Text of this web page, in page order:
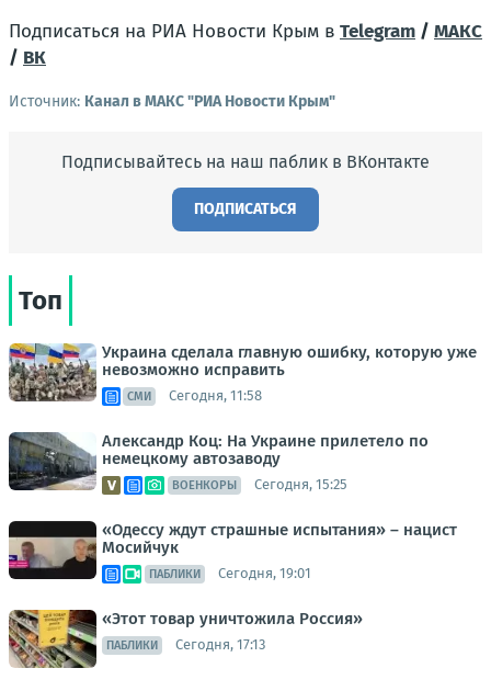
Подписаться на РИА Новости Крым в Telegram / МАКС
/ ВК
Источник: Канал в МАКС "РИА Новости Крым"
Подписывайтесь на наш паблик в ВКонтакте
ПОДПИСАТЬСЯ
Топ
Украина сделала главную ошибку, которую уже
невозможно исправить
СМИ Сегодня, 11:58
Александр Коц: На Украине прилетело по
немецкому автозаводу
ВОЕНКОРЫ Сегодня, 15:25
«Одессу ждут страшные испытания» – нацист
Мосийчук
ПАБЛИКИ Сегодня, 19:01
«Этот товар уничтожила Россия»
ПАБЛИКИ Сегодня, 17:13